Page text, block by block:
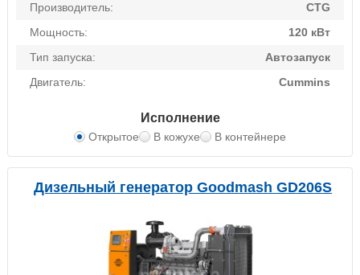
Производитель:
CTG
Мощность:
120 кВт
Тип запуска:
Автозапуск
Двигатель:
Cummins
Исполнение
Открытое В кожухе В контейнере
Дизельный генератор Goodmash GD206S